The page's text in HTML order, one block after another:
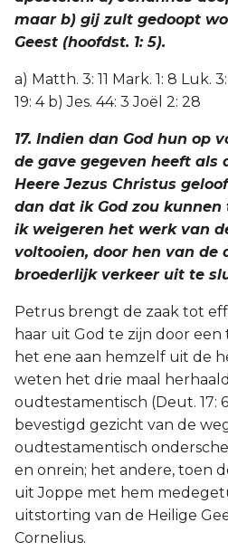
maar b) gij zult gedoopt
Geest (hoofdst. 1: 5).
a) Matth. 3: 11 Mark. 1: 8 Luk.
19: 4 b) Jes. 44: 3 Joël 2: 28
17. Indien dan God hun op
de gave gegeven heeft als
Heere Jezus Christus
dan dat ik God zou kunnen
ik weigeren het werk van
voltooien, door hen van de
broederlijk verkeer uit te
Petrus brengt de zaak tot
haar uit God te zijn door
het ene aan hemzelf uit de
weten het drie maal
oudtestamentisch (Deut. 17: 6;
bevestigd gezicht van de
oudtestamentisch
en onrein; het andere, toen
uit Joppe met hem
uitstorting van de Heilige
Cornelius.